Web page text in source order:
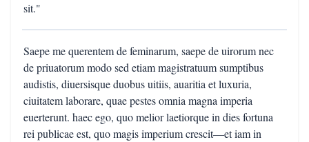
sit."
Saepe me querentem de feminarum, saepe de uirorum nec
de priuatorum modo sed etiam magistratuum sumptibus
audistis, diuersisque duobus uitiis, auaritia et luxuria,
ciuitatem laborare, quae pestes omnia magna imperia
euerterunt. haec ego, quo melior laetiorque in dies fortuna
rei publicae est, quo magis imperium crescit—et iam in